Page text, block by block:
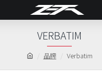
品牌 Verbatim
VERBATIM